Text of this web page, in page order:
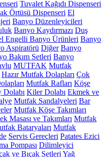
Tuvalet Kağıdı Dispenseri
Örtüsü Dispenseri El
Banyo Düzenleyicileri
Banyo Kaydırmazı Duş
Engelli Banyo Ürünleri Banyo
Aspiratörü Diğer Banyo
Bakım Setleri Banyo
MUTFAK Mutfak
Hazır Mutfak Dolapları Çok
Mutfak Rafları Köşe
Kiler Dolabı Ekmek ve
Mutfak Sandalyeleri Bar
Mutfak Köşe Takımları
Masası ve Takımları Mutfak
Bataryaları Mutfak
Servis Gereçleri Patates Ezici
Pompası Dilimleyici
ve Bıçak Setleri Yağ